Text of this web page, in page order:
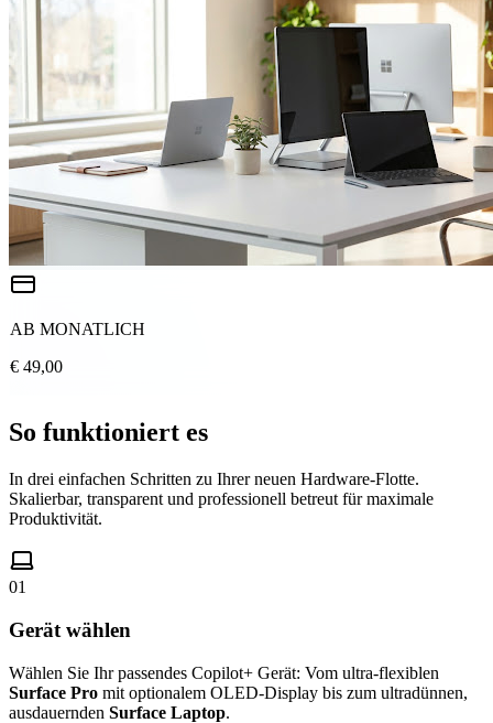
AB MONATLICH
€ 49,00
So funktioniert es
In drei einfachen Schritten zu Ihrer neuen Hardware-Flotte.
Skalierbar, transparent und professionell betreut für maximale
Produktivität.
01
Gerät wählen
Wählen Sie Ihr passendes Copilot+ Gerät: Vom ultra-flexiblen
Surface Pro mit optionalem OLED-Display bis zum ultradünnen,
ausdauernden Surface Laptop.